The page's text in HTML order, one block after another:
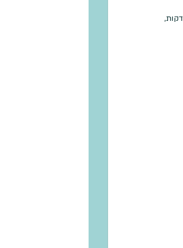
תכניסו את הבצק למקרר להתקשות קצת ואז תכינו עוגיות. יצאו לי כ30 עוגיות בגודל בינוני. אופים 10-15 דקות,